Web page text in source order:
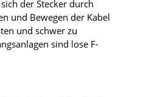
der Stecker durch
und Bewegen der Kabel
und schwer zu
sind lose F-